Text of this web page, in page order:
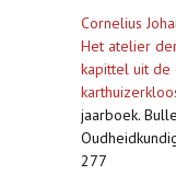
Cornelius
Het atelier
kapittel uit de
jaarboek.
277